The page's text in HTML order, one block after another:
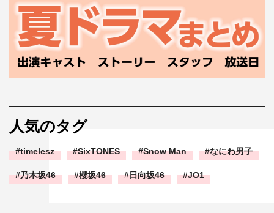
人気のタグ
timelesz SixTONES Snow Man なにわ男子
乃木坂46 櫻坂46 日向坂46 JO1